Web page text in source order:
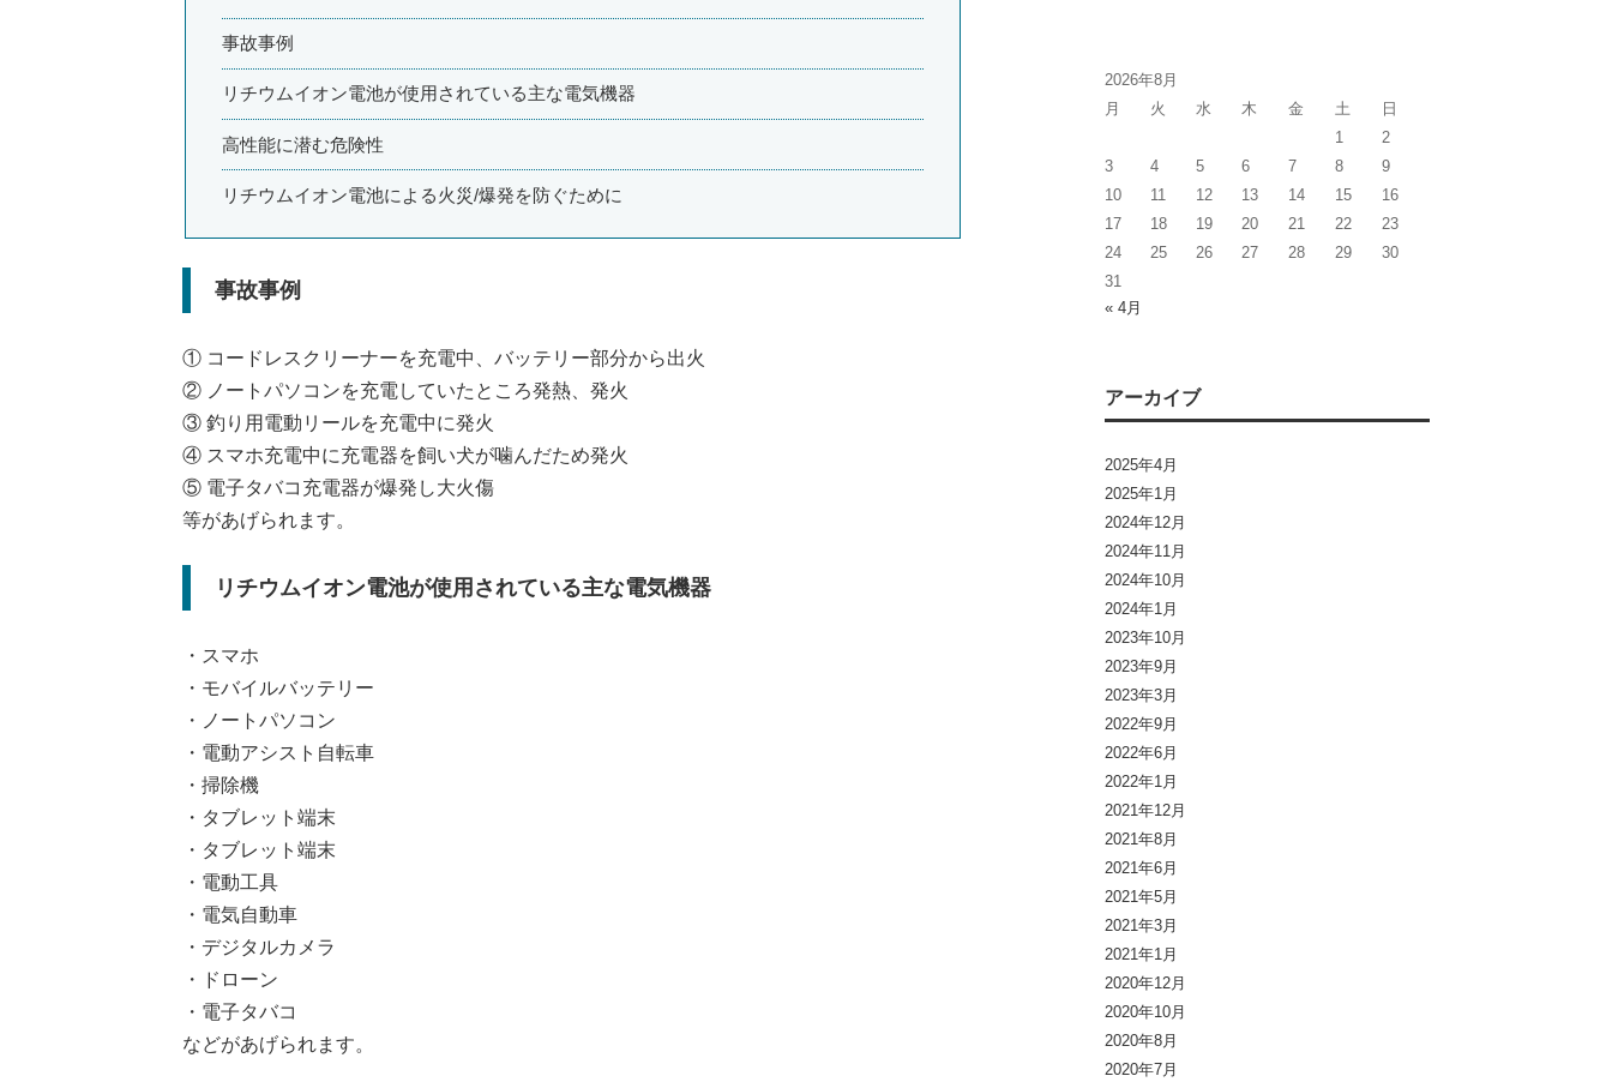
事故事例
リチウムイオン電池が使用されている主な電気機器
高性能に潜む危険性
リチウムイオン電池による火災/爆発を防ぐために
事故事例
① コードレスクリーナーを充電中、バッテリー部分から出火
② ノートパソコンを充電していたところ発熱、発火
③ 釣り用電動リールを充電中に発火
④ スマホ充電中に充電器を飼い犬が噛んだため発火
⑤ 電子タバコ充電器が爆発し大火傷
等があげられます。
リチウムイオン電池が使用されている主な電気機器
・スマホ
・モバイルバッテリー
・ノートパソコン
・電動アシスト自転車
・掃除機
・タブレット端末
・タブレット端末
・電動工具
・電気自動車
・デジタルカメラ
・ドローン
・電子タバコ
などがあげられます。
2026年8月
月
火 水 木 金 土
日
1
2
3
4 5 6 7 8
9
10
11 12 13 14 15
16
17
18 19 20 21 22
23
24
25 26 27 28 29
30
31
« 4月
アーカイブ
2025年4月
2025年1月
2024年12月
2024年11月
2024年10月
2024年1月
2023年10月
2023年9月
2023年3月
2022年9月
2022年6月
2022年1月
2021年12月
2021年8月
2021年6月
2021年5月
2021年3月
2021年1月
2020年12月
2020年10月
2020年8月
2020年7月